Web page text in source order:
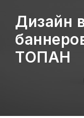
Дизайн
ТОПАН